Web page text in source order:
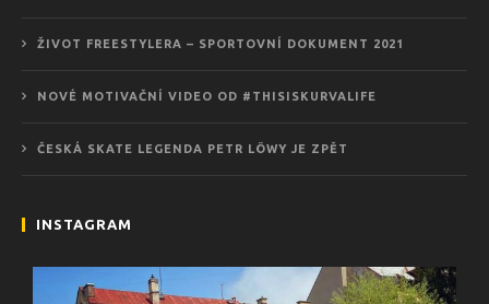
ŽIVOT FREESTYLERA – SPORTOVNÍ DOKUMENT 2021
NOVÉ MOTIVAČNÍ VIDEO OD #THISISKURVALIFE
ČESKÁ SKATE LEGENDA PETR LÖWY JE ZPĚT
INSTAGRAM